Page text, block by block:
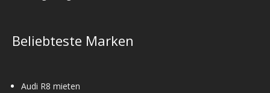
Beliebteste Marken
Audi R8 mieten